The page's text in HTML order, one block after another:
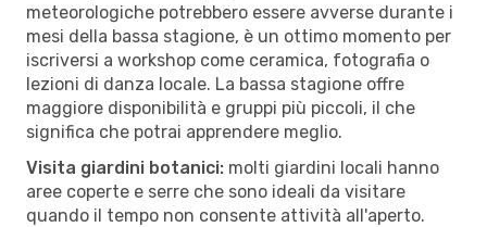
meteorologiche potrebbero essere avverse durante i
mesi della bassa stagione, è un ottimo momento per
iscriversi a workshop come ceramica, fotografia o
lezioni di danza locale. La bassa stagione offre
maggiore disponibilità e gruppi più piccoli, il che
significa che potrai apprendere meglio.
Visita giardini botanici: molti giardini locali hanno
aree coperte e serre che sono ideali da visitare
quando il tempo non consente attività all'aperto.